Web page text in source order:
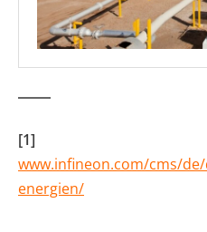
[1]
www.infineon.com/cms/
energien/